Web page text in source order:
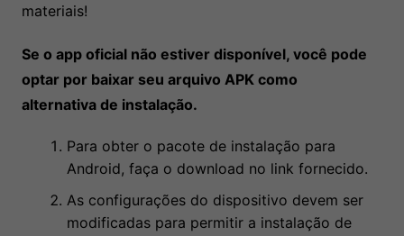
materiais!
Se o app oficial não estiver disponível, você pode
optar por baixar seu arquivo APK como
alternativa de instalação.
Para obter o pacote de instalação para
Android, faça o download no link fornecido.
As configurações do dispositivo devem ser
modificadas para permitir a instalação de